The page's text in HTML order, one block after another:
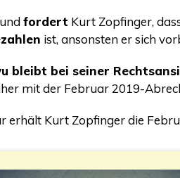
for­dert Kurt Zopfin­ger,
ist, ansons­ten er sich
bleibt bei sei­ner
mit der Febru­ar 2019-
erhält Kurt Zopfin­ger die